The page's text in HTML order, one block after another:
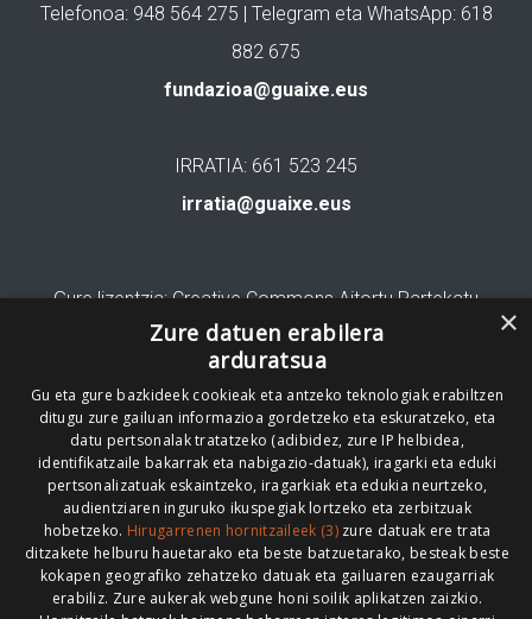
Telefonoa: 948 564 275 | Telegram eta WhatsApp: 618
882 675
fundazioa@guaixe.eus
IRRATIA: 661 523 245
irratia@guaixe.eus
Gure lizentzia: Creative Commons Aitortu Partekatu
Codesyntaxek garatua
HONI BURUZ LEGE OHARRA PUBLIZITATEA
ARAUAK HARREMANETARAKO RSS
×
Zure datuen erabilera
arduratsua
Gu eta gure bazkideek cookieak eta antzeko teknologiak erabiltzen
ditugu zure gailuan informazioa gordetzeko eta eskuratzeko, eta
datu pertsonalak tratatzeko (adibidez, zure IP helbidea,
identifikatzaile bakarrak eta nabigazio-datuak), iragarki eta eduki
pertsonalizatuak eskaintzeko, iragarkiak eta edukia neurtzeko,
audientziaren inguruko ikuspegiak lortzeko eta zerbitzuak
hobetzeko. Hirugarrenen hornitzaileek (3)zure datuak ere trata
ditzakete helburu hauetarako eta beste batzuetarako, besteak beste
kokapen geografiko zehatzeko datuak eta gailuaren ezaugarriak
erabiliz. Zure aukerak webgune honi soilik aplikatzen zaizkio.